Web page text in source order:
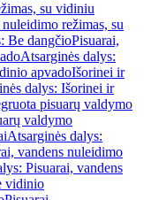
su vidiniu
režimas, su
Be dangčioPisuarai,
Atsarginės dalys:
apvadoIšorinei ir
dalys: Išorinei ir
pisuarų valdymo
valdymo
Atsarginės dalys:
vandens nuleidimo
Pisuarai, vandens
vidinio